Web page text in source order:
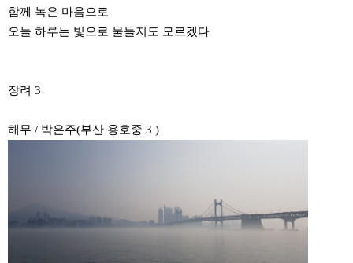
함께 녹은 마음으로
오늘 하루는 빛으로 물들지도 모르겠다
장려 3
해무 / 박은주(부산 용호중 3 )